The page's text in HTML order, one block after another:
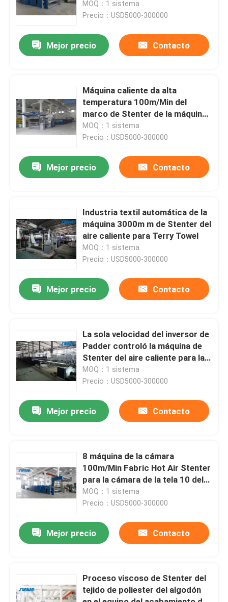
Contactos
Productos
Máquina de Stenter del aire caliente
Máquina de Stenter de la tela
Secadora de la materia textil
Aprestadora de la materia textil
60T
MOQ：1 sistema
Precio：USD5000-300000
Mejor precio Contacto
Máquina caliente da alta
temperatura 100m/Min del
marco de Stenter de la máquina
de materia textil de Airmini
Stenter
MOQ：1 sistema
Precio：USD5000-300000
Mejor precio Contacto
Industria textil automática de la
máquina 3000m m de Stenter del
aire caliente para Terry Towel
MOQ：1 sistema
Precio：USD5000-300000
Mejor precio Contacto
La sola velocidad del inversor de
Padder controló la máquina de
Stenter del aire caliente para la
tela del punto de la deformación
MOQ：1 sistema
Precio：USD5000-300000
Mejor precio Contacto
8 máquina de la cámara
100m/Min Fabric Hot Air Stenter
para la cámara de la tela 10 del
paño grueso y suave
MOQ：1 sistema
Precio：USD5000-300000
Mejor precio Contacto
Proceso viscoso de Stenter del
tejido de poliester del algodón